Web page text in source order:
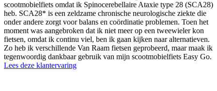
scootmobielfiets omdat ik Spinocerebellaire Ataxie type 28 (SCA28)
heb. SCA28* is een zeldzame chronische neurologische ziekte die
onder andere zorgt voor balans en coördinatie problemen. Toen het
moment was aangebroken dat ik niet meer op een tweewieler kon
fietsen, omdat ik continu viel, ben ik gaan kijken naar alternatieven.
Zo heb ik verschillende Van Raam fietsen geprobeerd, maar maak ik
tegenwoordig dankbaar gebruik van mijn scootmobielfiets Easy Go.
Lees deze klantervaring